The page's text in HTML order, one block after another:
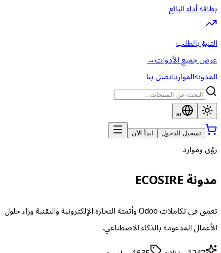
بطاقة أداء البائع
التنبؤ بالطلب
عرض جميع الأدوات→
المدونةالموارداتصل بنا
ar
تسجيل الدخول ابدأ الآن
رؤى وموارد
مدونة ECOSIRE
تعمق في تكاملات Odoo وأتمتة التجارة الإلكترونية والتقنية وراء حلول
الأعمال المدعومة بالذكاء الاصطناعي.